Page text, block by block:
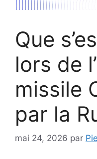
Que
lors de
missile
par la
mai 24, 2026 par